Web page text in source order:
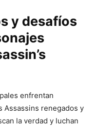
y desafíos
enfrentan
Assassins renegados y
la verdad y luchan